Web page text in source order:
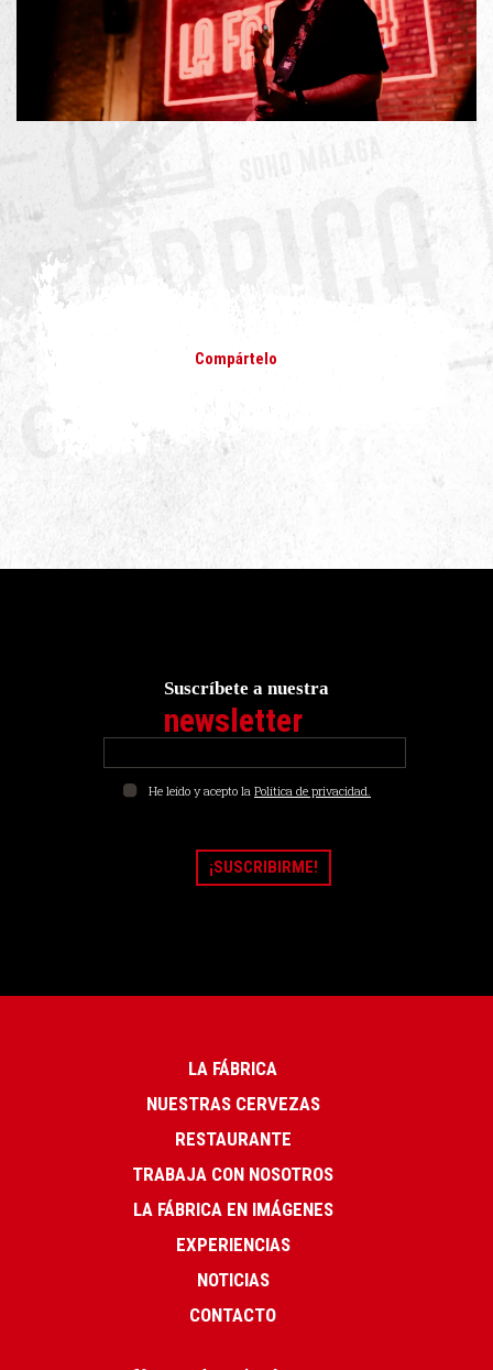
Compártelo
Suscríbete a nuestra
newsletter
He leído y acepto la Política de privacidad.
LA FÁBRICA
NUESTRAS CERVEZAS
RESTAURANTE
TRABAJA CON NOSOTROS
LA FÁBRICA EN IMÁGENES
EXPERIENCIAS
NOTICIAS
CONTACTO